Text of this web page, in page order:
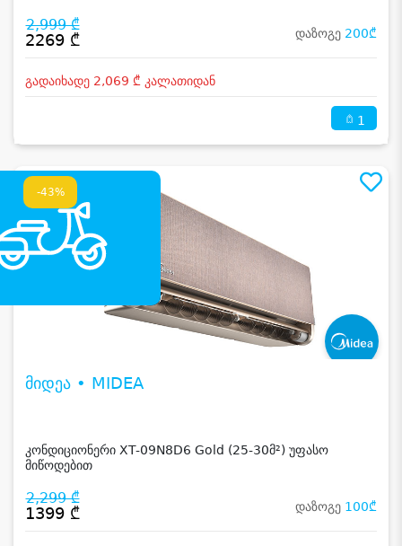
2,999 ₾
2269 ₾ დაზოგე 200₾
გადაიხადე 2,069 ₾ კალათიდან
1
-43%
მიდეა • MIDEA
კონდიციონერი XT-09N8D6 Gold (25-30მ²) უფასო
მიწოდებით
2,299 ₾
1399 ₾ დაზოგე 100₾